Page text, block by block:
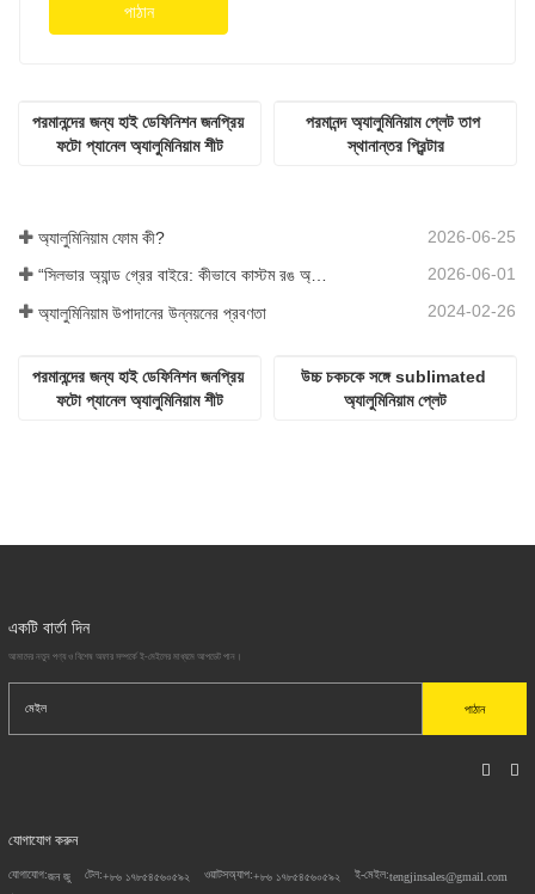
পাঠান
পরমানন্দের জন্য হাই ডেফিনিশন জনপ্রিয়
ফটো প্যানেল অ্যালুমিনিয়াম শীট
পরমানন্দ অ্যালুমিনিয়াম প্লেট তাপ
স্থানান্তর প্রিন্টার
অ্যালুমিনিয়াম ফোম কী? 2026-06-25
“সিলভার অ্যান্ড গ্রের বাইরে: কীভাবে কাস্টম রঙ অ্যালুমিনিয়াম ফোমের জন্য অসীম সম্ভাবনা উন্মোচন করে?” 2026-06-01
অ্যালুমিনিয়াম উপাদানের উন্নয়নের প্রবণতা 2024-02-26
পরমানন্দের জন্য হাই ডেফিনিশন জনপ্রিয়
ফটো প্যানেল অ্যালুমিনিয়াম শীট
উচ্চ চকচকে সঙ্গে sublimated
অ্যালুমিনিয়াম প্লেট
একটি বার্তা দিন
আমাদের নতুন পণ্য ও বিশেষ অফার সম্পর্কে ই-মেইলের মাধ্যমে আপডেট পান।
পাঠান
যোগাযোগ করুন
যোগাযোগ:জন জু টেল:+৮৬ ১৭৮৫৪৫৬০৫৯২ ওয়াটসঅ্যাপ:+৮৬ ১৭৮৫৪৫৬০৫৯২ ই-মেইল:tengjinsales@gmail.com